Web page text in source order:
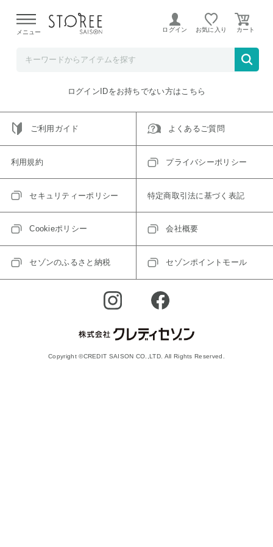
よる配送遅延が発生しております。
メニュー ログイン お気に入り
ご指定のアイテムは取り扱い終了、またはただいま取り扱い
トップへ戻る
ログインIDをお持ちでない方はこちら
ご利用ガイド よくあるご質問
利用規約 プライバシーポリシー
セキュリティーポリシー 特定商取引法に基づく表記
Cookieポリシー 会社概要
セゾンのふるさと納税 セゾンポイントモール
Copyright ©CREDIT SAISON CO.,LTD. All Rights Reserved.